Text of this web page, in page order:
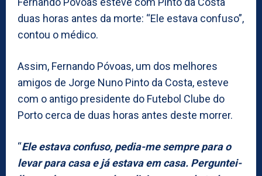
duas horas antes da morte: “Ele estava confuso”,
contou o médico.
Assim, Fernando Póvoas, um dos melhores
amigos de Jorge Nuno Pinto da Costa, esteve
com o antigo presidente do Futebol Clube do
Porto cerca de duas horas antes deste morrer.
“Ele estava confuso, pedia-me sempre para o
levar para casa e já estava em casa. Perguntei-